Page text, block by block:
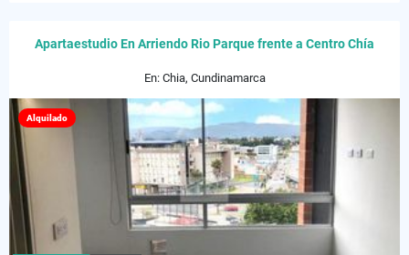
Apartaestudio En Arriendo Rio Parque frente a Centro Chía
En: Chia, Cundinamarca
Alquilado